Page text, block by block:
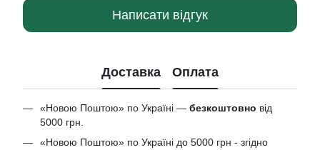
Написати відгук
Доставка Оплата
«Новою Поштою» по Україні — безкоштовно від
5000 грн.
«Новою Поштою» по Україні до 5000 грн - згідно